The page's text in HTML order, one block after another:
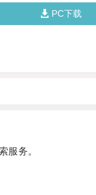
PC下载
服务。